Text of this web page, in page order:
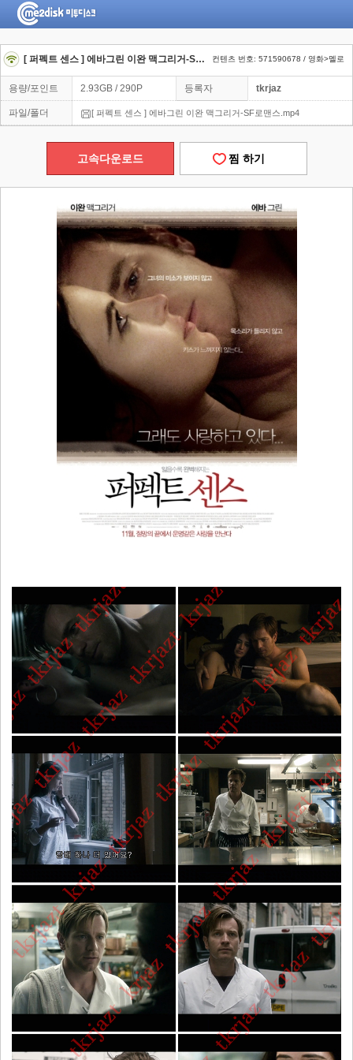
[ 퍼펙트 센스 ] 에바그린 이완 맥그리거-SF로맨스 컨텐츠 번호: 571590678 / 영화>멜로
용량/포인트 2.93GB / 290P 등록자 tkrjaz
파일/폴더 [ 퍼펙트 센스 ] 에바그린 이완 맥그리거-SF로맨스.mp4
고속다운로드 찜 하기